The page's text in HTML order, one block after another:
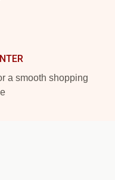
a smooth shopping